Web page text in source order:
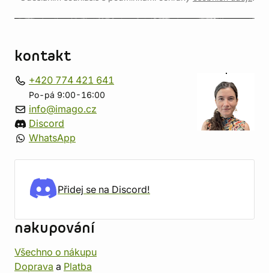
kontakt
+420 774 421 641
Po-pá 9:00-16:00
info@imago.cz
Discord
WhatsApp
Přidej se na Discord!
nakupování
Všechno o nákupu
Doprava a Platba